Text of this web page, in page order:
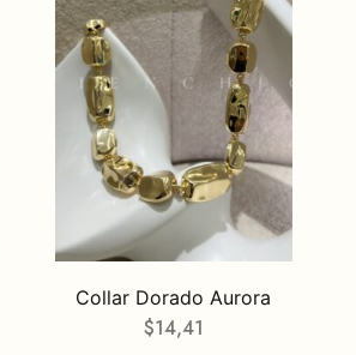
Collar Dorado Aurora
$14,41